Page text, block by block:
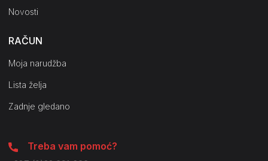
Novosti
RAČUN
Moja narudžba
Lista želja
Zadnje gledano
Treba vam pomoć?